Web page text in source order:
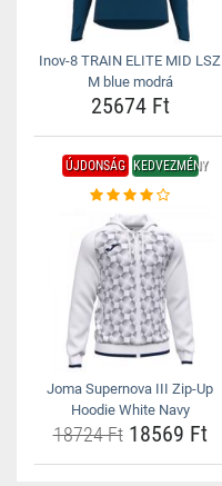
Inov-8 TRAIN ELITE MID LSZ
M blue modrá
25674 Ft
ÚJDONSÁG KEDVEZMÉNY
Joma Supernova III Zip-Up
Hoodie White Navy
18724 Ft18569 Ft